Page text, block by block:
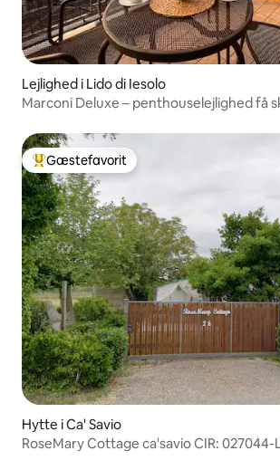
Lejlighed i Lido di Iesolo
Marconi Deluxe – penthouselejlighed få
Bedste gæstefavorit
Gæstefavorit
Hytte i Ca' Savio
RoseMary Cottage ca'savio CIR: